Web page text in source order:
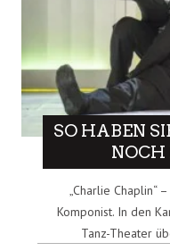
SO HABEN
NOCH
„Charlie Chaplin“
Komponist. In den
Tanz-Theater